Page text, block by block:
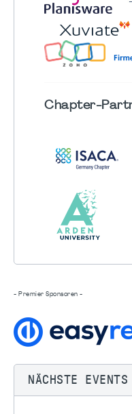
Chapter-
- Premier Sponsoren -
NÄCHSTE EVENTS